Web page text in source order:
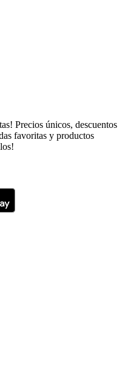
Precios únicos, descuentos
favoritas y productos